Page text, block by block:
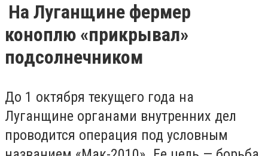
На Луганщине фермер
коноплю «прикрывал»
подсолнечником
До 1 октября текущего года на
Луганщине органами внутренних дел
проводится операция под условным